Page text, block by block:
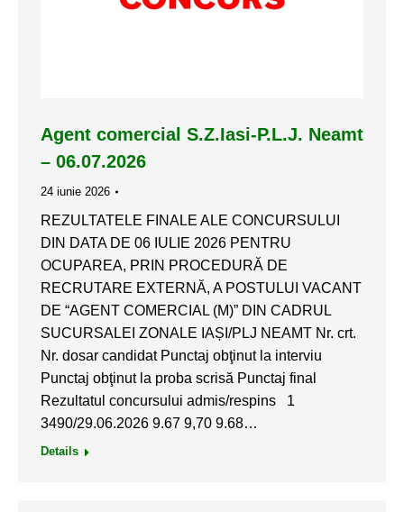
Agent comercial S.Z.Iasi-P.L.J. Neamt
– 06.07.2026
24 iunie 2026
REZULTATELE FINALE ALE CONCURSULUI
DIN DATA DE 06 IULIE 2026 PENTRU
OCUPAREA, PRIN PROCEDURĂ DE
RECRUTARE EXTERNĂ, A POSTULUI VACANT
DE “AGENT COMERCIAL (M)” DIN CADRUL
SUCURSALEI ZONALE IAȘI/PLJ NEAMT Nr. crt.
Nr. dosar candidat Punctaj obţinut la interviu
Punctaj obţinut la proba scrisă Punctaj final
Rezultatul concursului admis/respins 1
3490/29.06.2026 9.67 9,70 9.68…
Details